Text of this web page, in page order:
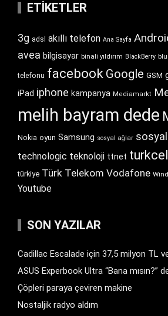
ETIKETLER
3g adsl akıllı telefon Ana Sayfa
avea bilgisayar binali yıldırım BlackBerry
telefonu facebook Google GSM
iPad iphone kampanya Mediamarkt
melih bayram dede
Nokia oyun Samsung sosyal ağlar
technologic teknoloji ttnet turkcell
türkiye Türk Telekom Vodafone
Youtube
SON YAZILAR
Cadillac Escalade için 37,5 milyon TL
ASUS Experbook Ultra “Bana mısın?”
Çöpleri paraya çeviren makine
Nostaljik radyo aldım